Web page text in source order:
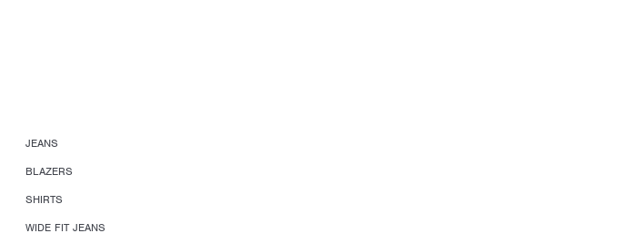
JEANS
BLAZERS
SHIRTS
WIDE FIT JEANS